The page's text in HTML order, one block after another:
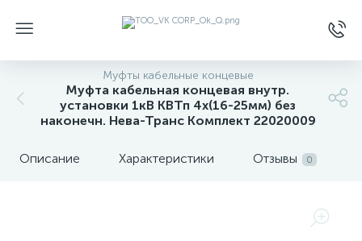
Муфты кабельные концевые
Муфта кабельная концевая внутр.
установки 1кВ КВТп 4х(16-25мм) без
наконечн. Нева-Транс Комплект 22020009
Описание Характеристики Отзывы 0